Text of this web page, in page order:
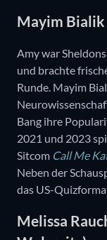
Mayim
Amy war
und brachte
Runde. Mayim
Bang ihre
2021 und 2023
Sitcom Call Me
Neben der
das US-
Melissa